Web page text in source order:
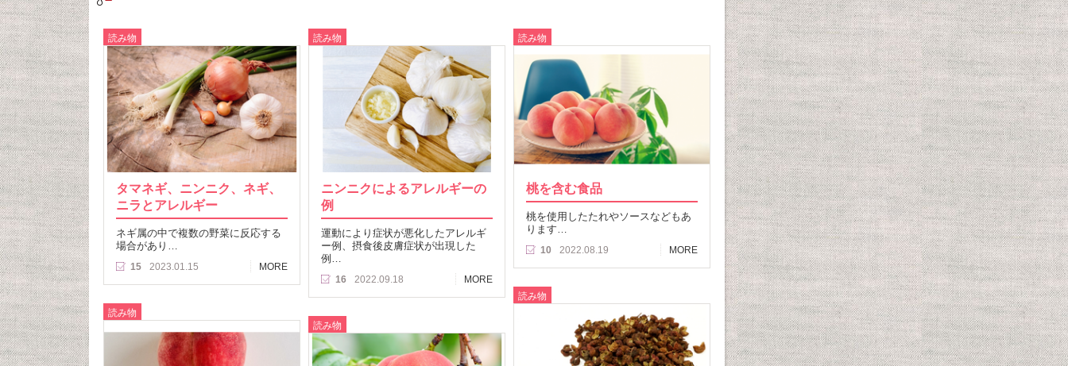
読み物
タマネギ、ニンニク、ネギ、
ニラとアレルギー
ネギ属の中で複数の野菜に反応する
場合があり…
15 2023.01.15 MORE
読み物
ニンニクによるアレルギーの
例
運動により症状が悪化したアレルギ
ー例、摂食後皮膚症状が出現した
例…
16 2022.09.18 MORE
読み物
桃を含む食品
桃を使用したたれやソースなどもあ
ります…
10 2022.08.19 MORE
読み物
読み物
読み物